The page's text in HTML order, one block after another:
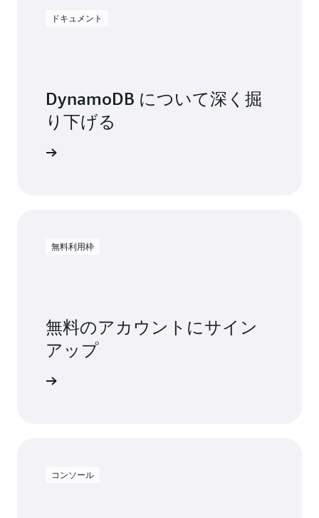
ドキュメント
DynamoDB について深く掘
り下げる
無料利用枠
無料のアカウントにサイン
アップ
コンソール